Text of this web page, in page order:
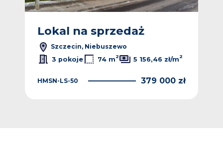
Lokal na sprzedaż
Szczecin, Niebuszewo
3 pokoje
74 m2 5 156,46 zł/m2
HMSN-LS-50 379 000 zł